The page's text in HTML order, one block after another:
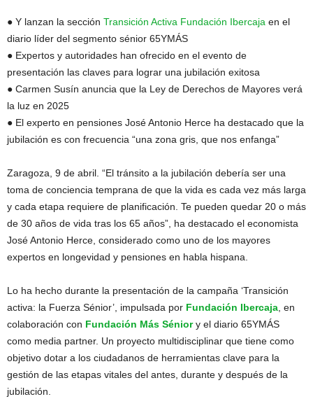
● Y lanzan la sección Transición Activa Fundación Ibercaja en el
diario líder del segmento sénior 65YMÁS
● Expertos y autoridades han ofrecido en el evento de
presentación las claves para lograr una jubilación exitosa
● Carmen Susín anuncia que la Ley de Derechos de Mayores verá
la luz en 2025
● El experto en pensiones José Antonio Herce ha destacado que la
jubilación es con frecuencia “una zona gris, que nos enfanga”
Zaragoza, 9 de abril. “El tránsito a la jubilación debería ser una
toma de conciencia temprana de que la vida es cada vez más larga
y cada etapa requiere de planificación. Te pueden quedar 20 o más
de 30 años de vida tras los 65 años”, ha destacado el economista
José Antonio Herce, considerado como uno de los mayores
expertos en longevidad y pensiones en habla hispana.
Lo ha hecho durante la presentación de la campaña ‘Transición
activa: la Fuerza Sénior’, impulsada por Fundación Ibercaja , en
colaboración con Fundación Más Séniory el diario 65YMÁS
como media partner. Un proyecto multidisciplinar que tiene como
objetivo dotar a los ciudadanos de herramientas clave para la
gestión de las etapas vitales del antes, durante y después de la
jubilación.